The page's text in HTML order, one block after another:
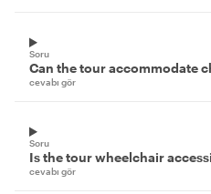
Soru
Can the tour accommodate
cevabı gör
Soru
Is the tour wheelchair
cevabı gör